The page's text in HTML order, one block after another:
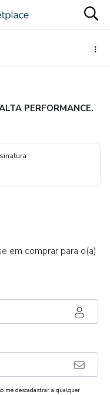
PERFORMANCE.
em comprar para o(a)
me descadastrar a qualquer